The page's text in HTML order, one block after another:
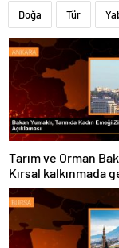
Doğa Tür
Tarım ve Orman
Kırsal kalkınmada
ve kadınlara pozitif
yapıyoruz